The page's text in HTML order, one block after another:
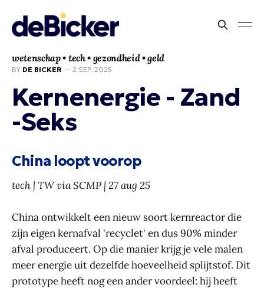
wetenschap • tech • gezondheid • geld
BY DE BICKER — 2 SEP. 2025
Kernenergie - Zand
-Seks
China loopt voorop
tech | TW via SCMP | 27 aug 25
China ontwikkelt een nieuw soort kernreactor die
zijn eigen kernafval 'recyclet' en dus 90% minder
afval produceert. Op die manier krijg je vele malen
meer energie uit dezelfde hoeveelheid splijtstof. Dit
prototype heeft nog een ander voordeel: hij heeft